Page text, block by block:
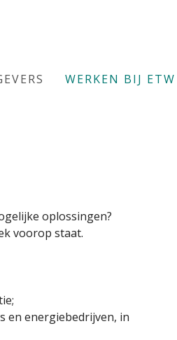
WERKEN BIJ ETW
oplossingen?
voorop staat.
en energiebedrijven, in